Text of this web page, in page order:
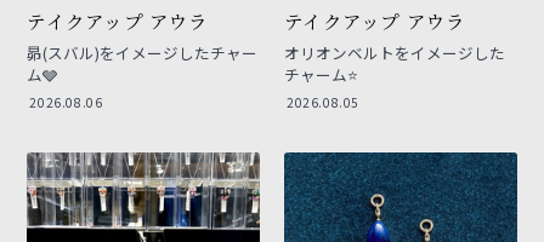
テイクアップ アウラ
昴(スバル)をイメージしたチャー
ム🩶
2026.08.06
テイクアップ アウラ
オリオンベルトをイメージした
チャーム⭐
2026.08.05